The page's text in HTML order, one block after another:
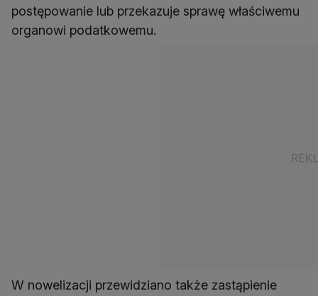
postępowanie lub przekazuje sprawę właściwemu
organowi podatkowemu.
W nowelizacji przewidziano także zastąpienie